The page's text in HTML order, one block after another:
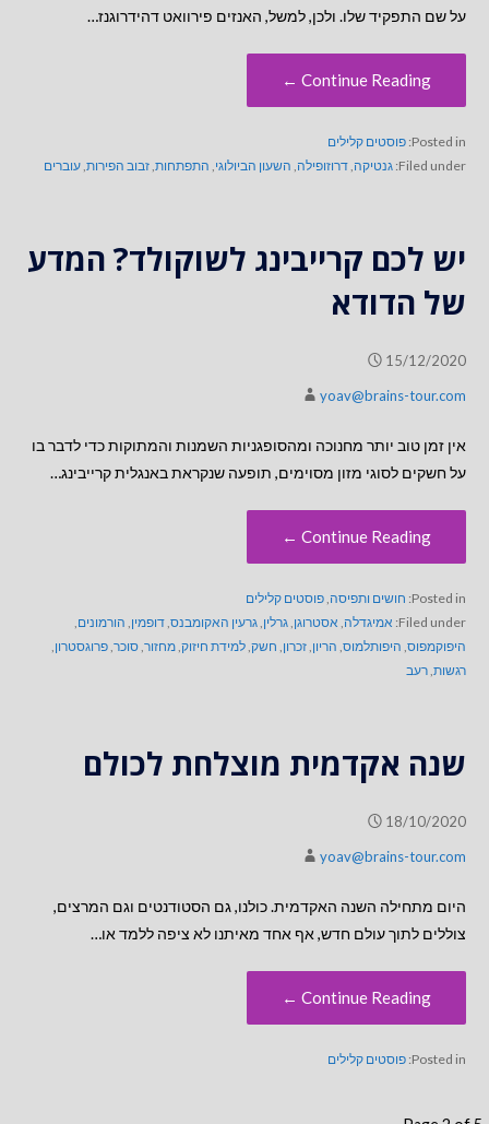
על שם התפקיד שלו. ולכן, למשל, האנזים פירוואט דהידרוגנז…
Continue Reading ←
Posted in: פוסטים קלילים
Filed under: גנטיקה,דרוזופילה, השעון הביולוגי, התפתחות,זבוב הפירות,עוברים
יש לכם קרייבינג לשוקולד? המדע
של הדודא
15/12/2020
yoav@brains-tour.com
אין זמן טוב יותר מחנוכה ומהסופגניות השמנות והמתוקות כדי לדבר בו
על חשקים לסוגי מזון מסוימים, תופעה שנקראת באנגלית קרייבינג…
Continue Reading ←
Posted in: חושים ותפיסה,פוסטים קלילים
Filed under: אמיגדלה, אסטרוגן,גרלין,גרעין האקומבנס,דופמין, הורמונים,
היפוקמפוס, היפותלמוס, הריון,זכרון, חשק,למידת חיזוק,מחזור,סוכר,פרוגסטרון,
רגשות,רעב
שנה אקדמית מוצלחת לכולם
18/10/2020
yoav@brains-tour.com
היום מתחילה השנה האקדמית. כולנו, גם הסטודנטים וגם המרצים,
צוללים לתוך עולם חדש, אף אחד מאיתנו לא ציפה ללמד או…
Continue Reading ←
Posted in: פוסטים קלילים